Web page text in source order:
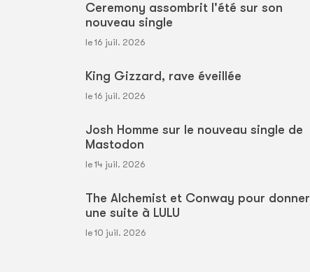
Ceremony assombrit l'été sur son
nouveau single
le 16 juil. 2026
King Gizzard, rave éveillée
le 16 juil. 2026
Josh Homme sur le nouveau single de
Mastodon
le 14 juil. 2026
The Alchemist et Conway pour donner
une suite à LULU
le 10 juil. 2026